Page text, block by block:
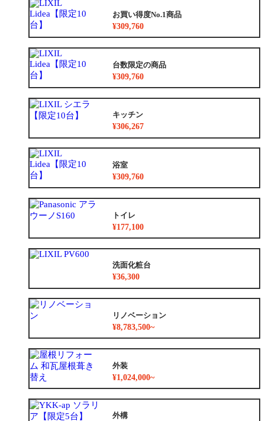
よくあるご質問
中古リノベをご検討中の方へ
お買い得度No.1商品
¥309,760
台数限定の商品
¥309,760
キッチン
¥306,267
浴室
¥309,760
トイレ
¥177,100
洗面化粧台
¥36,300
リノベーション
¥8,783,500~
外装
¥1,024,000~
外構